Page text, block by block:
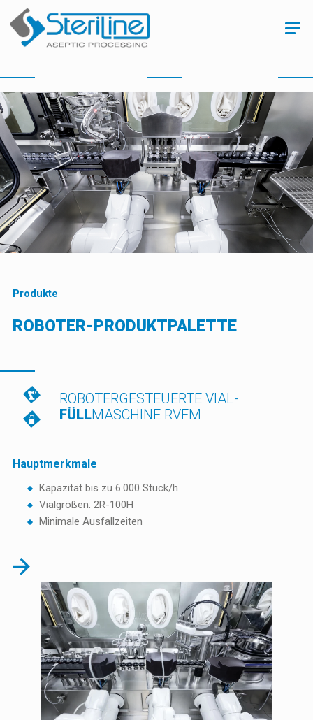
Produkte
ROBOTER-PRODUKTPALETTE
ROBOTERGESTEUERTE VIAL-
FÜLLMASCHINE RVFM
Hauptmerkmale
Kapazität bis zu 6.000 Stück/h
Vialgrößen: 2R-100H
Minimale Ausfallzeiten